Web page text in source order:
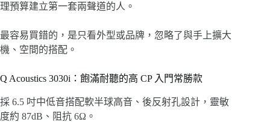
理預算建立第一套兩聲道的人。
最容易買錯的，是只看外型或品牌，忽略了與手上擴大
機、空間的搭配。
Q Acoustics 3030i：飽滿耐聽的高 CP 入門常勝款
採 6.5 吋中低音搭配軟半球高音、後反射孔設計，靈敏
度約 87dB、阻抗 6Ω。